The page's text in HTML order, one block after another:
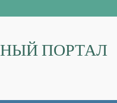
ПОРТАЛ